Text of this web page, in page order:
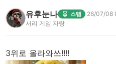
유후눈나 스탭 ·26/07/08
서리 게임 자랑
3위로 올라와쓰!!!!